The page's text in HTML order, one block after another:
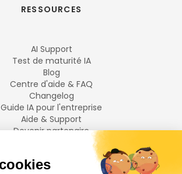
RESSOURCES
AI Support
Test de maturité IA
Blog
Centre d'aide & FAQ
Changelog
Guide IA pour l'entreprise
Aide & Support
Devenir partenaire
LANGUES